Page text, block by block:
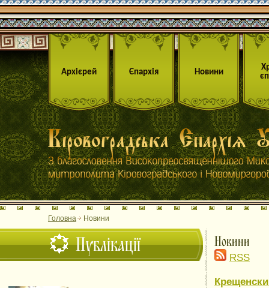
Архієрей Єпархія Новини
Головна Новини
Публікації Новини
RSS